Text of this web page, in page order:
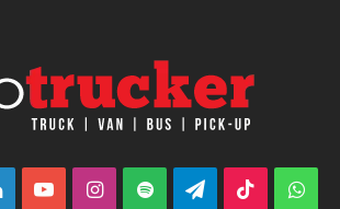
LinkedInYouTubeInstagram
Spotify TelegramTikTok